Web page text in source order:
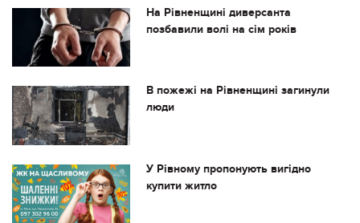
На Рівненщині диверсанта
позбавили волі на сім років
В пожежі на Рівненщині загинули
люди
У Рівному пропонують вигідно
купити житло